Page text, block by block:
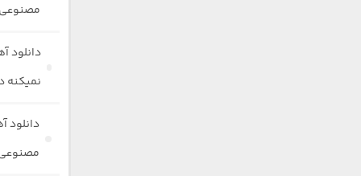
مصنوعی
دانلود
دانلود